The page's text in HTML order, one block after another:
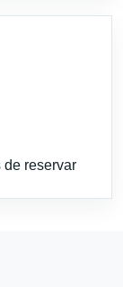
de reservar